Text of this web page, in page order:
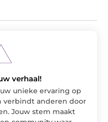
verhaal!
unieke ervaring op
verbindt anderen door
Jouw stem maakt